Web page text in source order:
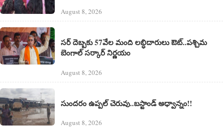
August 8, 2026
సర్ దెబ్బకు 57వేల మంది లబ్ధిదారులు ఔట్..పశ్చిమ
బెంగాల్ సర్కార్ నిర్ణయం
August 8, 2026
సుందరం ఉప్పల్ చెరువు..బస్టాండ్ అధ్వాన్నం!!
August 8, 2026